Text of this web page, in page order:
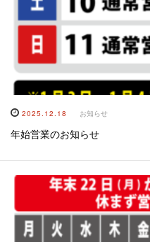
2025.12.18 お知らせ
年始営業のお知らせ